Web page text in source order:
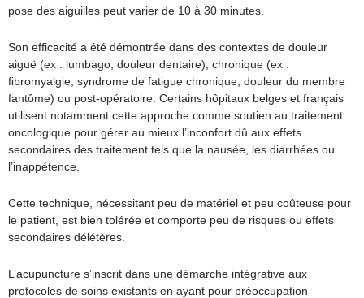
pose des aiguilles peut varier de 10 à 30 minutes.
Son efficacité a été démontrée dans des contextes de douleur
aiguë (ex : lumbago, douleur dentaire), chronique (ex :
ﬁbromyalgie, syndrome de fatigue chronique, douleur du membre
fantôme) ou post-opératoire. Certains hôpitaux belges et français
utilisent notamment cette approche comme soutien au traitement
oncologique pour gérer au mieux l’inconfort dû aux effets
secondaires des traitement tels que la nausée, les diarrhées ou
l’inappétence.
Cette technique, nécessitant peu de matériel et peu coûteuse pour
le patient, est bien tolérée et comporte peu de risques ou effets
secondaires délétères.
L’acupuncture s’inscrit dans une démarche intégrative aux
protocoles de soins existants en ayant pour préoccupation